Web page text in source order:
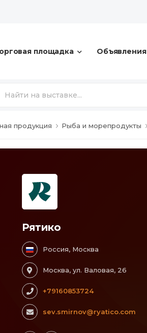
площадка Объявления
продукция Рыба и морепродукты
Рятико
Россия, Москва
Москва, ул. Валовая, 26
+79160853724
sev.smirnov@ryatico.com